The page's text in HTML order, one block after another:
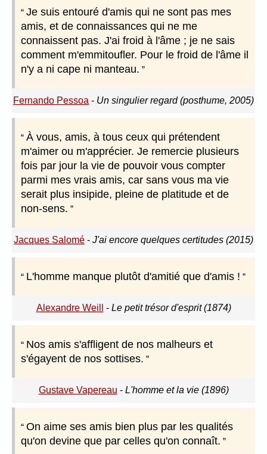
Je suis entouré d'amis qui ne sont pas mes
amis, et de connaissances qui ne me
connaissent pas. J'ai froid à l'âme ; je ne sais
comment m'emmitoufler. Pour le froid de l'âme il
n'y a ni cape ni manteau.
Fernando Pessoa - Un singulier regard (posthume, 2005)
À vous, amis, à tous ceux qui prétendent
m'aimer ou m'apprécier. Je remercie plusieurs
fois par jour la vie de pouvoir vous compter
parmi mes vrais amis, car sans vous ma vie
serait plus insipide, pleine de platitude et de
non-sens.
Jacques Salomé - J'ai encore quelques certitudes (2015)
L'homme manque plutôt d'amitié que d'amis !
Alexandre Weill - Le petit trésor d'esprit (1874)
Nos amis s'affligent de nos malheurs et
s'égayent de nos sottises.
Gustave Vapereau - L'homme et la vie (1896)
On aime ses amis bien plus par les qualités
qu'on devine que par celles qu'on connaît.